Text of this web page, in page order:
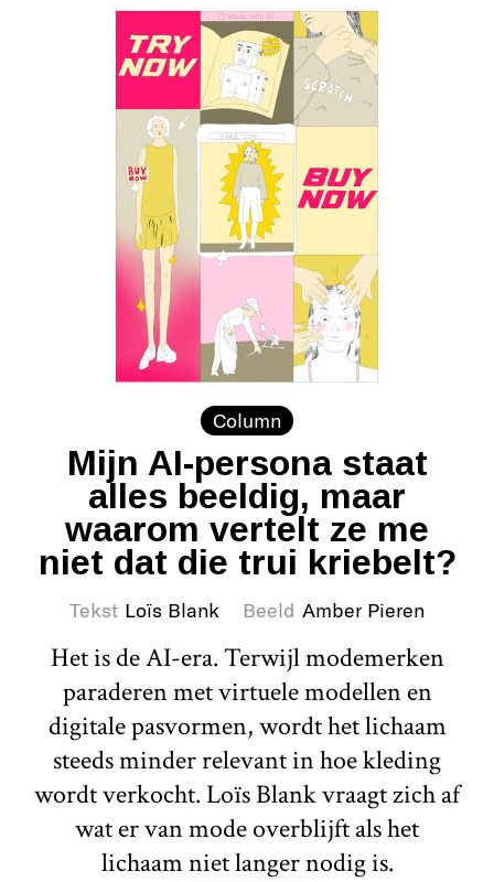
Column
Mijn AI-persona staat
alles beeldig, maar
waarom vertelt ze me
niet dat die trui kriebelt?
Tekst Loïs Blank Beeld Amber Pieren
Het is de AI-era. Terwijl modemerken
paraderen met virtuele modellen en
digitale pasvormen, wordt het lichaam
steeds minder relevant in hoe kleding
wordt verkocht. Loïs Blank vraagt zich af
wat er van mode overblijft als het
lichaam niet langer nodig is.